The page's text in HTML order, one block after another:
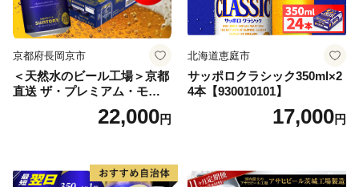
京都府長岡京市
＜天然水のビール工場＞京都
直送 ザ・プレミアム・モル
ツ 350ml×24本 プレモル [149
22,000円
北海道恵庭市
サッポロクラシック350ml×2
4本【930010101】
17,000円